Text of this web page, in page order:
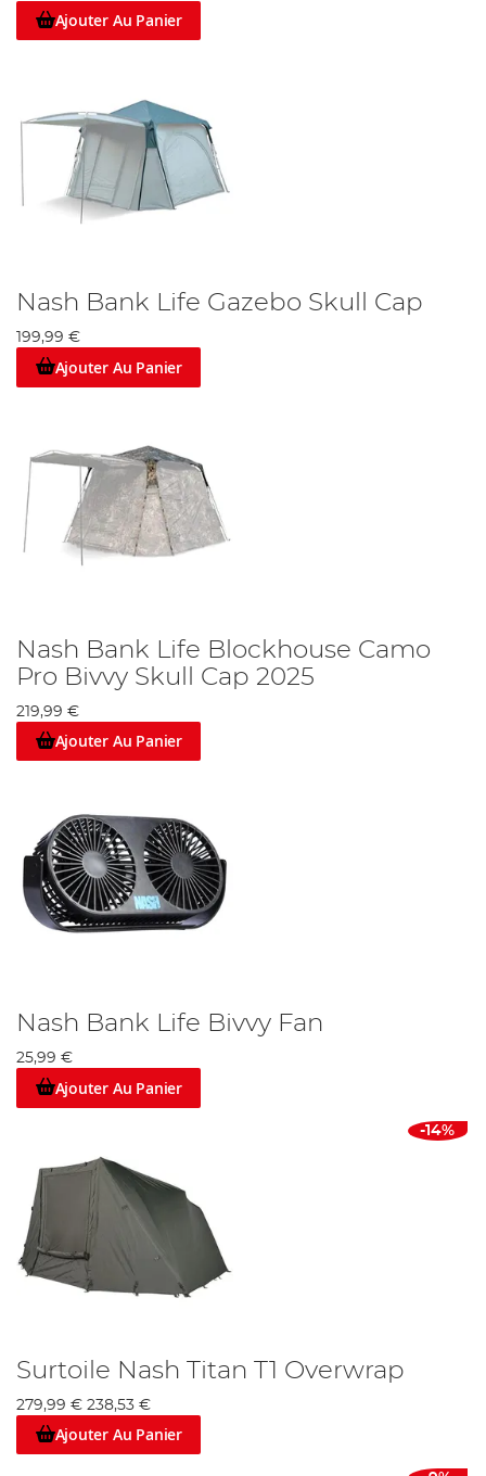
Ajouter Au Panier
Nash Bank Life Gazebo Skull Cap
199,99 €
Ajouter Au Panier
Nash Bank Life Blockhouse Camo
Pro Bivvy Skull Cap 2025
219,99 €
Ajouter Au Panier
Nash Bank Life Bivvy Fan
25,99 €
Ajouter Au Panier
-14%
Surtoile Nash Titan T1 Overwrap
279,99 € 238,53 €
Ajouter Au Panier